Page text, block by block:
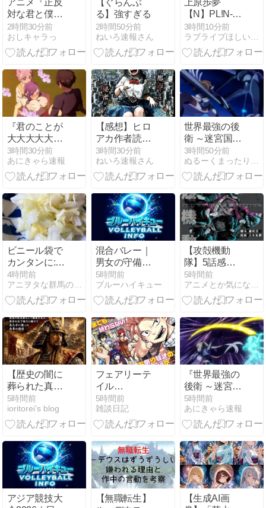
アニメ『正反
対な君と僕』
第18話ネット
の反応がこち
ら！
2時間30分前
おしキャラっ
【ぐらんぶ
る】強すぎる
2時間50分前
ねいろ速報さん
上原歩夢
【N】PL!N-
bp7-013-N
3時間10分前
『君のことが
大大大大大好
きな100人の
彼女 第3期』
第30話 紅葉の
ティバルの幕
開け
3時間30分前
あにきゃら速報
【感想】ヒロ
アカ作者読み
切り「笑わな
いでよ しじま
さん」、面白
3時間30分前
ねいろ速報さん
世界最強の後
衛 ～迷宮国の
新人探索者～
TokyoMX(8/08)#06
3時間50分前
ぬるーくまったりと 3rd
ビニール袋で
カンタンに:ゆ
るベジ1000日
チャレンジ
948日目
4時間前
アニヲタな群馬のゆるベジインストラクターひこが行く
混合バレー｜
男女の守備範
囲の差で崩れ
る原因と改善
策を戦術的に
5時間前
ブルーハイキュー
【攻殻機動
隊】5話感想
ネタバレ？矢
野君とバトー
さんと石川さ
5時間前
アニメとか気になる系へっぽこ感想倶楽部
【歴史の闇に
葬られた真
実】織田・豊
臣の天下を陰
で支え、己の
「池田恒
興」。
5時間前
ioritorei’s blog
フェアリーテ
イル
RE:FANTASIA
感想
5時間前
雑談日記
『世界最強の
後衛 ～迷宮国
の新人探索者
～』 第6話 未
踏の領域と新
激突
5時間前
あにきゃら速報
アジア競技大
【無職転生】
【生成AI画